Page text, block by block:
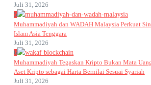
Juli 31, 2026
5
Muhammadiyah dan WADAH Malaysia Perkuat
Islam Asia Tenggara
Juli 31, 2026
6
Muhammadiyah Tegaskan Kripto Bukan Mata
Aset Kripto sebagai Harta Bernilai Sesuai Syariah
Juli 31, 2026